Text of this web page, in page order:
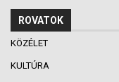
ROVATOK
KÖZÉLET
KULTÚRA